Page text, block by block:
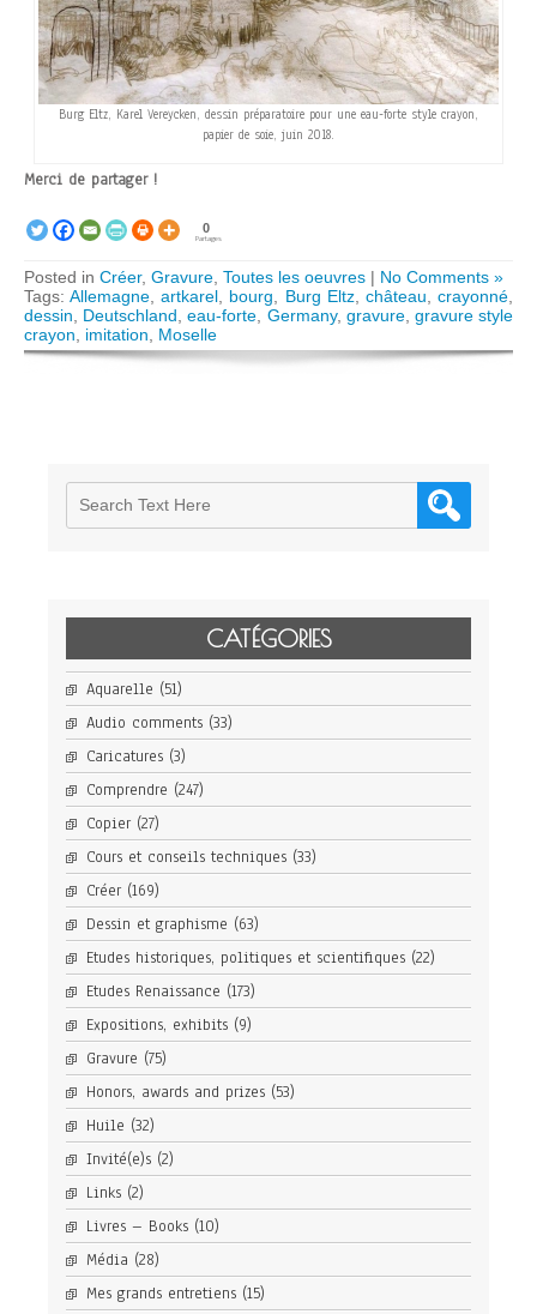
Burg Eltz, Karel Vereycken, dessin préparatoire pour une eau-forte style crayon,
papier de soie, juin 2018.
Merci de partager !
0
Partages
Posted in Créer, Gravure Toutes les oeuvres | No Comments »
Tags:Allemagne ,artkarel bourg Burg Eltz, château ,crayonné
dessin
Deutschland ,eau-forte Germany, gravure, gravure style
crayon
imitation Moselle
CATÉGORIES
Aquarelle (51)
Audio comments (33)
Caricatures (3)
Comprendre (247)
Copier (27)
Cours et conseils techniques (33)
Créer (169)
Dessin et graphisme (63)
Etudes historiques, politiques et scientifiques (22)
Etudes Renaissance (173)
Expositions, exhibits (9)
Gravure (75)
Honors, awards and prizes (53)
Huile (32)
Invité(e)s (2)
Links (2)
Livres – Books (10)
Média (28)
Mes grands entretiens (15)